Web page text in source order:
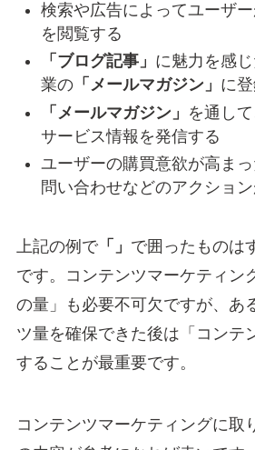
検索や広告によってユーザ
を閲覧する
「ブログ記事」 に魅力を感
業の「メールマガジン」 に
「メールマガジン」 を通し
サービス情報を発信する
ユーザーの購買意欲が高まっ
問い合わせなどのアクショ
上記の例で「」 で囲ったものは
です。コンテンツマーケティン
の量」も必要不可欠ですが、あ
ツ量を確保できた後は「コンテ
することが最重要です。
コンテンツマーケティングに取